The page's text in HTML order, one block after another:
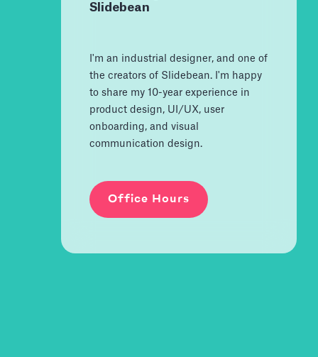
Slidebean
I'm an industrial designer, and one of
the creators of Slidebean. I'm happy
to share my 10-year experience in
product design, UI/UX, user
onboarding, and visual
communication design.
Office Hours